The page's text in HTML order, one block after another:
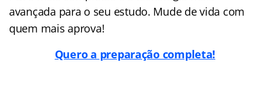
avançada para o seu estudo. Mude de vida com
quem mais aprova!
Quero a preparação completa!